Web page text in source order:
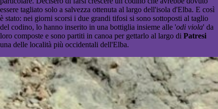
essere tagliato solo a salvezza ottenuta al largo dell'isola d'Elba. E così
è stato: nei giorni scorsi i due grandi tifosi si sono sottoposti al taglio
del codino, lo hanno inserito in una bottiglia insieme alle 'odi viola' da
loro composte e sono partiti in canoa per gettarlo al largo di Patresi
una delle località più occidentali dell'Elba.